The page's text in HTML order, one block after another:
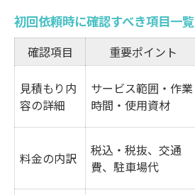
初回依頼時に確認すべき項目一覧
確認項目 重要ポイント
見積もり内
容の詳細
サービス範囲・作業
時間・使用資材
料金の内訳
税込・税抜、交通
費、駐車場代